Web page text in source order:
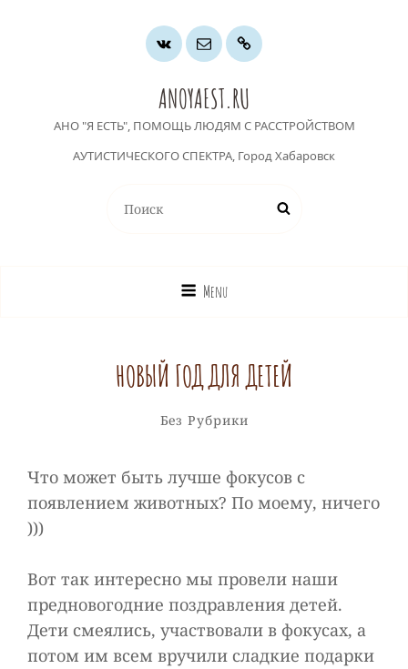
Группа
ВК
ПочтаХочу
помочь
ANOYAEST.RU
АНО "Я ЕСТЬ", ПОМОЩЬ ЛЮДЯМ С РАССТРОЙСТВОМ
АУТИСТИЧЕСКОГО СПЕКТРА, Город Хабаровск
Поиск
Menu
НОВЫЙ ГОД ДЛЯ ДЕТЕЙ
Рубрики
Без Рубрики
Что может быть лучше фокусов с
появлением животных? По моему, ничего
)))
Вот так интересно мы провели наши
предновогодние поздравления детей.
Дети смеялись, участвовали в фокусах, а
потом им всем вручили сладкие подарки